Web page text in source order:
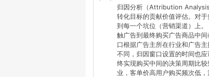
归因分析（Attribution
转化目标的贡献价值评估。对
到每一个坑位（营销渠道）上
触广告到最终购买广告商品中
口根据广告主所在行业和广告
不同，归因窗口设置的时间也
终实现购买中间的决策周期比
业，客单价高用户购买频次低